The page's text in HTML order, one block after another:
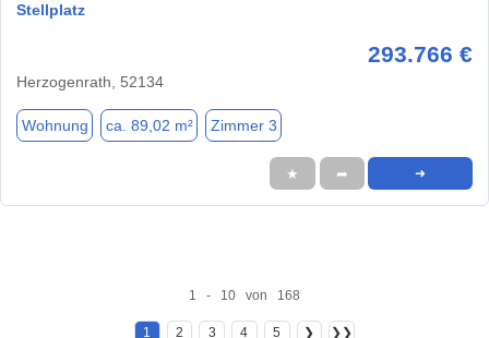
Stellplatz
293.766 €
Herzogenrath, 52134
Wohnung ca. 89,02 m² Zimmer 3
★ ➦ ➜
1 - 10 von 168
1 2 3 4 5 ❯ ❯❯